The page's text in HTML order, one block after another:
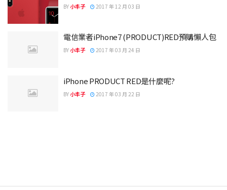
BY小丰子 2017 年 12 月 03 日
電信業者iPhone7 (PRODUCT)RED預購懶人包
BY小丰子 2017 年 03 月 24 日
iPhone PRODUCT RED是什麼呢?
BY小丰子 2017 年 03 月 22 日